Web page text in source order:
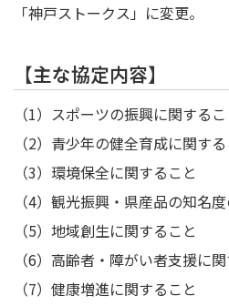
「神戸ストークス」に変更。
【主な協定内容】
（1）スポーツの振興に関するこ
（2）青少年の健全育成に関す
（3）環境保全に関すること
（4）観光振興・県産品の知名
（5）地域創生に関すること
（6）高齢者・障がい者支援に
（7）健康増進に関すること